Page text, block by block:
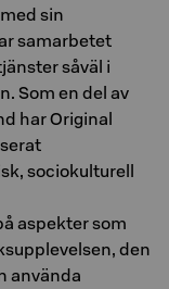
sin
samarbetet
såväl i
Som en del av
har Original
sociokulturell
aspekter som
den
använda